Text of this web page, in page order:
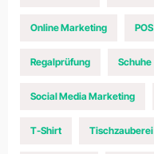
Online Marketing POS
Regalprüfung Schuhe
Social Media Marketing
T-Shirt Tischzauberei